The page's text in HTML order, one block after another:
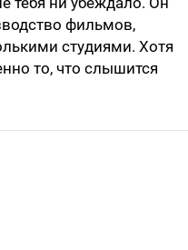
фильмов,
студиями. Хотя
то, что слышится